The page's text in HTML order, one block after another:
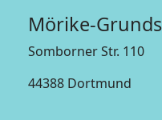
Mörike-
Somborner Str. 110
44388 Dortmund